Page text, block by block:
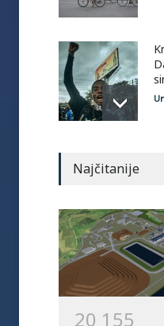
Najčitanije
20 1 55